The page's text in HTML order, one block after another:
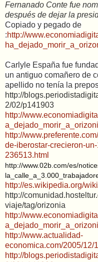
Fernanado Conte fue
después de dejar la
Copiado y pegado de
:http://
Carlyle España fue
un antiguo comañero de
apellido no tenía la
http://
2/02/p141903
http://
http://
de-iberostar-crecieron-
236513.html
http://www.02b.com/es/
http://es.wikipedia.org/
http://
viaje/tag/orizonia
http://
http://www.actualidad-
economica.com/2005/12/
http://